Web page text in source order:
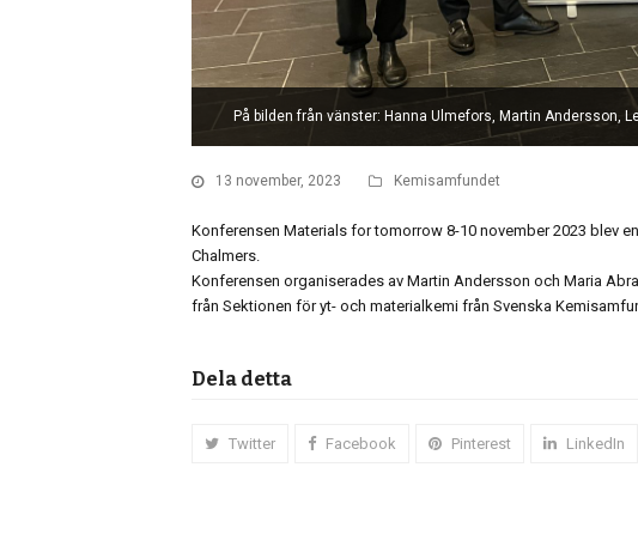
På bilden från vänster: Hanna Ulmefors, Martin Andersson,
13 november, 2023 Kemisamfundet
Konferensen Materials for tomorrow 8-10 november 2023 blev
Chalmers.
Konferensen organiserades av Martin Andersson och Maria
från Sektionen för yt- och materialkemi från Svenska
Dela detta
Twitter Facebook Pinterest LinkedIn